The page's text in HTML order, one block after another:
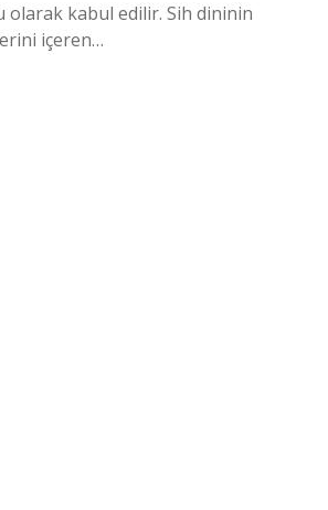
olarak kabul edilir. Sih dininin
içeren…